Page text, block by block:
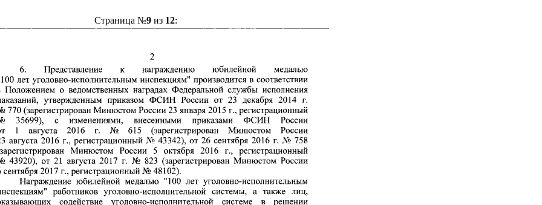
Страница №9из 12: